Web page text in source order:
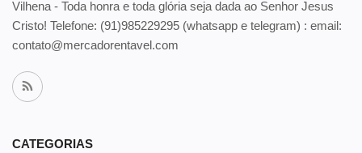
Vilhena - Toda honra e toda glória seja dada ao Senhor Jesus
Cristo! Telefone: (91)985229295 (whatsapp e telegram) : email:
contato@mercadorentavel.com
CATEGORIAS